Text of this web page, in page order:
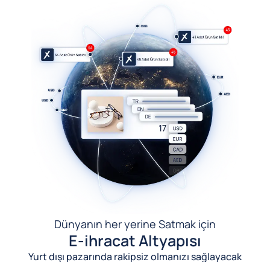
Dünyanın her yerine Satmak için
E-ihracat Altyapısı
Yurt dışı pazarında rakipsiz olmanızı sağlayacak